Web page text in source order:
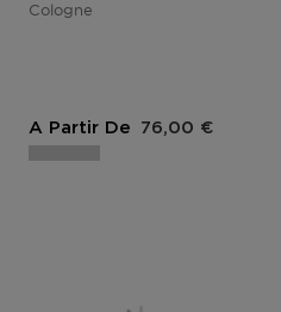
Cologne
A Partir De 76,00 €